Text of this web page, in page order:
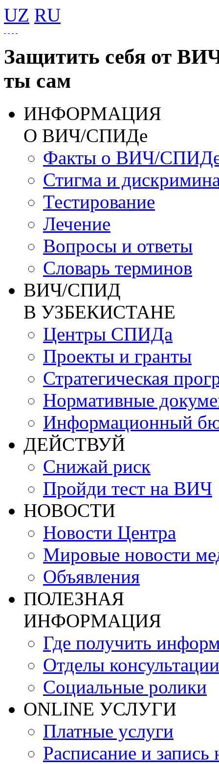
UZ RU
Защитить себя от
ты сам
ИНФОРМАЦИЯ
О ВИЧ/СПИДе
Факты о ВИЧ/
Стигма и
Тестирование
Лечение
Вопросы и ответы
Словарь терминов
ВИЧ/СПИД
В УЗБЕКИСТАНЕ
Центры СПИДа
Проекты и гранты
Стратегическая
Нормативные
Информационный
ДЕЙСТВУЙ
Снижай риск
Пройди тест на ВИЧ
НОВОСТИ
Новости Центра
Мировые новости
Объявления
ПОЛЕЗНАЯ
ИНФОРМАЦИЯ
Где получить
Отделы консультации
Социальные ролики
ONLINE УСЛУГИ
Платные услуги
Расписание и запись